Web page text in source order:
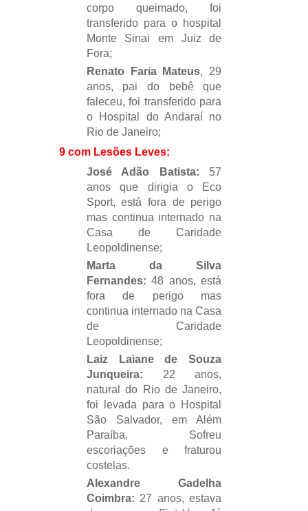
corpo queimado, foi
transferido para o hospital
Monte Sinai em Juiz de
Fora;
Renato Faria Mateus, 29
anos, pai do bebê que
faleceu, foi transferido para
o Hospital do Andaraí no
Rio de Janeiro;
9 com Lesões Leves:
José Adão Batista: 57
anos que dirigia o Eco
Sport, está fora de perigo
mas continua internado na
Casa de Caridade
Leopoldinense;
Marta da Silva
Fernandes: 48 anos, está
fora de perigo mas
continua internado na Casa
de Caridade
Leopoldinense;
Laiz Laiane de Souza
Junqueira: 22 anos,
natural do Rio de Janeiro,
foi levada para o Hospital
São Salvador, em Além
Paraíba. Sofreu
escoriações e fraturou
costelas.
Alexandre Gadelha
Coimbra: 27 anos, estava